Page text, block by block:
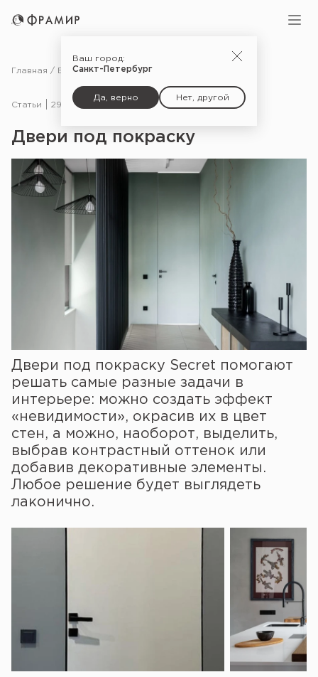
Ваш город:
Санкт-Петербург
Да, верно Нет, другой
Главная Блог Статьи
Статьи 29.05.25
Двери под покраску
Двери под покраску Secret помогают
решать самые разные задачи в
интерьере: можно создать эффект
«невидимости», окрасив их в цвет
стен, а можно, наоборот, выделить,
выбрав контрастный оттенок или
добавив декоративные элементы.
Любое решение будет выглядеть
лаконично.